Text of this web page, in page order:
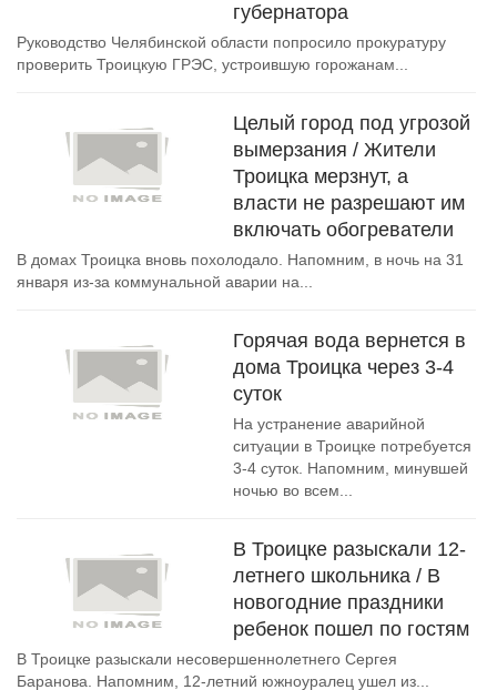
губернатора
Руководство Челябинской области попросило прокуратуру
проверить Троицкую ГРЭС, устроившую горожанам...
Целый город под угрозой
вымерзания / Жители
Троицка мерзнут, а
власти не разрешают им
включать обогреватели
В домах Троицка вновь похолодало. Напомним, в ночь на 31
января из-за коммунальной аварии на...
Горячая вода вернется в
дома Троицка через 3-4
суток
На устранение аварийной
ситуации в Троицке потребуется
3-4 суток. Напомним, минувшей
ночью во всем...
В Троицке разыскали 12-
летнего школьника / В
новогодние праздники
ребенок пошел по гостям
В Троицке разыскали несовершеннолетнего Сергея
Баранова. Напомним, 12-летний южноуралец ушел из...